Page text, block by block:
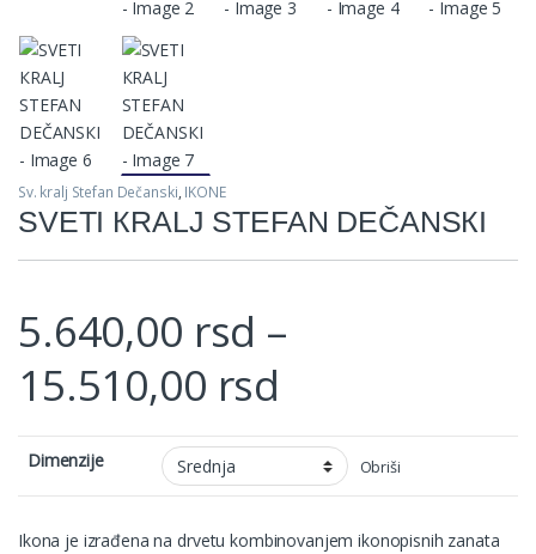
Sv. kralj Stefan Dečanski, IKONE
SVETI КRALJ STEFAN DEČANSКI
5.640,00 rsd –
15.510,00 rsd
Dimenzije Obriši
Ikona je izrađena na drvetu kombinovanjem ikonopisnih zanata